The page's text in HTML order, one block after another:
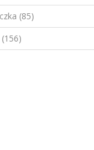
(85)